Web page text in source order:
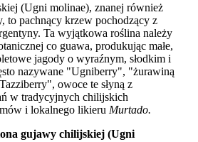
(Ugni molinae), znanej również
to pachnący krzew pochodzący z
Ta wyjątkowa roślina należy
co guawa, produkując małe,
jagody o wyraźnym, słodkim i
nazywane "Ugniberry", "żurawiną
owoce te słyną z
w tradycyjnych chilijskich
i lokalnego likieru Murtado.
gujawy chilijskiej (Ugni